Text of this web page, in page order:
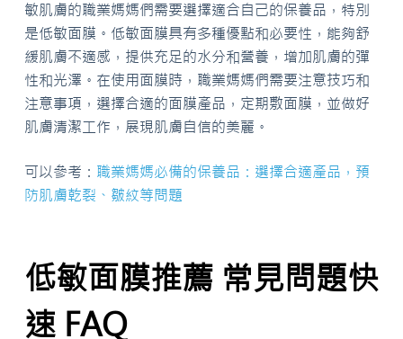
敏肌膚的職業媽媽們需要選擇適合自己的保養品，特別
是低敏面膜。低敏面膜具有多種優點和必要性，能夠舒
緩肌膚不適感，提供充足的水分和營養，增加肌膚的彈
性和光澤。在使用面膜時，職業媽媽們需要注意技巧和
注意事項，選擇合適的面膜產品，定期敷面膜，並做好
肌膚清潔工作，展現肌膚自信的美麗。
可以參考： 職業媽媽必備的保養品：選擇合適產品，預
防肌膚乾裂、皺紋等問題
低敏面膜推薦 常見問題快
速 FAQ